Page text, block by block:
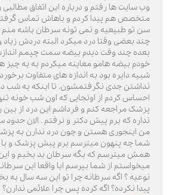
وب سایت ها رفتم و درباره این اتفاق
سن تو طبیعیه و نمی تونه سرطان باشه
چند بعضی وقتا درد میکرد البته دردش زیاد
بعده چند وقت دیدم بیضه سمت چپمم
خودم بیضه هامو معاینه میکردم به یه
شبیه دایره بود به اندازه های متفاوت
نداشتن جدی نگرفتمشون. تا اینکه یه شب
احساس کردم از اونجایی که اون شب خونه
پزشک مراجعه کنم و فرداشم این درد از بین
نداره که برم پیش دکتر و نرفتم . الان
من اینجوری هستن و چون درد ندارن به
شما چه پنهون میترسم برم پیش پزشک و با
همش میترسم که بگه سرطان بد بخیم و این
میخواستم از شما بپرسم ایا واقعا این
نوعیه ؟ اگه سرطانه چرا تو این سه سال
پیدا نکرده؟ اگه کرده پس چرا علائمی ندارن؟